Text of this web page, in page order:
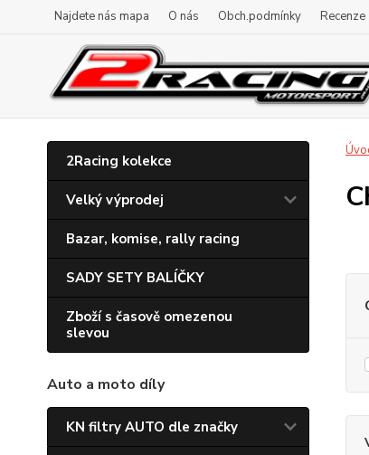
Najdete nás mapa O nás Obch.podmínky
2Racing kolekce
Velký výprodej
Bazar, komise, rally racing
SADY SETY BALÍČKY
Zboží s časově omezenou
slevou
Auto a moto díly
KN filtry AUTO dle značky